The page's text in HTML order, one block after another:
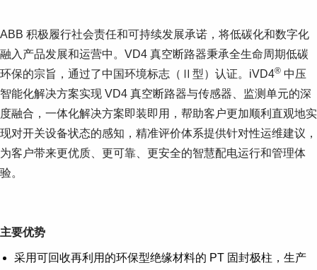
Where to buy
联系我们
职业
ABB 积极履行社会责任和可持续发展承诺，将低碳化和数字化
融入产品发展和运营中。VD4 真空断路器秉承全生命周期低碳
环保的宗旨，通过了中国环境标志（Ⅱ型）认证。iVD4® 中压
智能化解决方案实现 VD4 真空断路器与传感器、监测单元的深
度融合，一体化解决方案即装即用，帮助客户更加顺利直观地实
现对开关设备状态的感知，精准评价体系提供针对性运维建议，
为客户带来更优质、更可靠、更安全的智慧配电运行和管理体
验。
主要优势
采用可回收再利用的环保型绝缘材料的 PT 固封极柱，生产